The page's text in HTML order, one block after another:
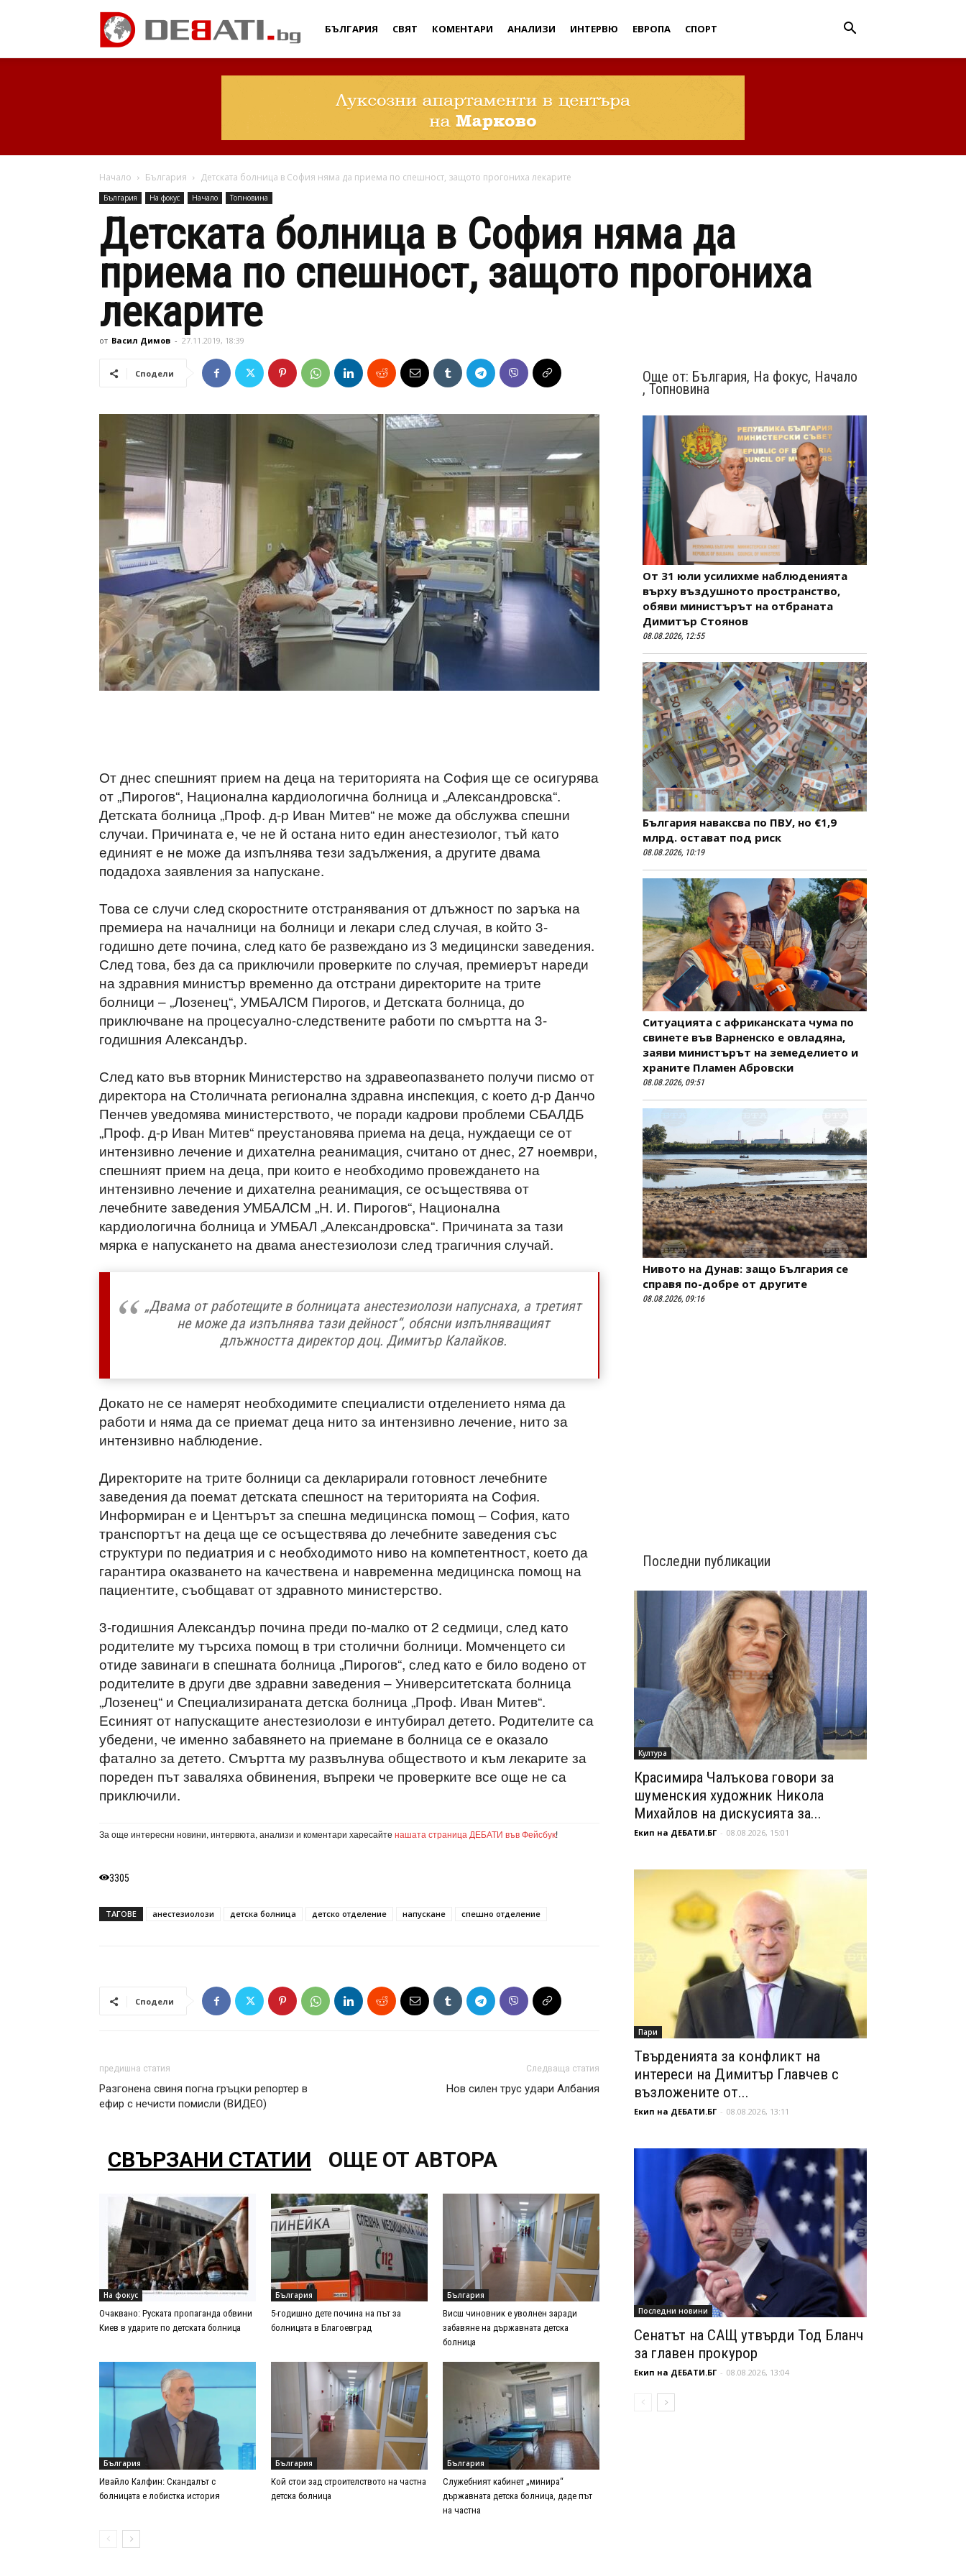
Дебати
БЪЛГАРИЯ СВЯТ КОМЕНТАРИ АНАЛИЗИ ИНТЕРВЮ ЕВРОПА СПОРТ
Начало България Детската болница в София няма да приема по спешност, защото прогониха лекарите
България На фокус Начало Топновина
Детската болница в София няма да
приема по спешност, защото прогониха
лекарите
от Васил Димов - 27.11.2019, 18:39
Сподели
От днес спешният прием на деца на територията на София ще се осигурява
от „Пирогов“, Национална кардиологична болница и „Александровска“.
Детската болница „Проф. д-р Иван Митев“ не може да обслужва спешни
случаи. Причината е, че не й остана нито един анестезиолог, тъй като
единият е не може да изпълнява тези задължения, а другите двама
подадоха заявления за напускане.
Това се случи след скоростните отстранявания от длъжност по заръка на
премиера на началници на болници и лекари след случая, в който 3-
годишно дете почина, след като бе развеждано из 3 медицински заведения.
След това, без да са приключили проверките по случая, премиерът нареди
на здравния министър временно да отстрани директорите на трите
болници – „Лозенец“, УМБАЛСМ Пирогов, и Детската болница, до
приключване на процесуално-следствените работи по смъртта на 3-
годишния Александър.
След като във вторник Министерство на здравеопазването получи писмо от
директора на Столичната регионална здравна инспекция, с което д-р Данчо
Пенчев уведомява министерството, че поради кадрови проблеми СБАЛДБ
„Проф. д-р Иван Митев“ преустановява приема на деца, нуждаещи се от
интензивно лечение и дихателна реанимация, считано от днес, 27 ноември,
спешният прием на деца, при които е необходимо провеждането на
интензивно лечение и дихателна реанимация, се осъществява от
лечебните заведения УМБАЛСМ „Н. И. Пирогов“, Национална
кардиологична болница и УМБАЛ „Александровска“. Причината за тази
мярка е напускането на двама анестезиолози след трагичния случай.
„Двама от работещите в болницата анестезиолози напуснаха, а третият
не може да изпълнява тази дейност“, обясни изпълняващият
длъжността директор доц. Димитър Калайков.
Докато не се намерят необходимите специалисти отделението няма да
работи и няма да се приемат деца нито за интензивно лечение, нито за
интензивно наблюдение.
Директорите на трите болници са декларирали готовност лечебните
заведения да поемат детската спешност на територията на София.
Информиран е и Центърът за спешна медицинска помощ – София, като
транспортът на деца ще се осъществява до лечебните заведения със
структури по педиатрия и с необходимото ниво на компетентност, което да
гарантира оказването на качествена и навременна медицинска помощ на
пациентите, съобщават от здравното министерство.
3-годишния Александър почина преди по-малко от 2 седмици, след като
родителите му търсиха помощ в три столични болници. Момченцето си
отиде завинаги в спешната болница „Пирогов“, след като е било водено от
родителите в други две здравни заведения – Университетската болница
„Лозенец“ и Специализираната детска болница „Проф. Иван Митев“.
Есиният от напускащите анестезиолози е интубирал детето. Родителите са
убедени, че именно забавянето на приемане в болница се е оказало
фатално за детето. Смъртта му развълнува обществото и към лекарите за
пореден път заваляха обвинения, въпреки че проверките все още не са
приключили.
За още интересни новини, интервюта, анализи и коментари харесайте нашата страница ДЕБАТИ във Фейсбук!
3305
ТАГОВЕ анестезиолози детска болница детско отделение напускане спешно отделение
Сподели
предишна статия
Разгонена свиня погна гръцки репортер в
ефир с нечисти помисли (ВИДЕО)
Следваща статия
Нов силен трус удари Албания
СВЪРЗАНИ СТАТИИ ОЩЕ ОТ АВТОРА
На фокус
Очаквано: Руската пропаганда обвини
Киев в ударите по детската болница
България
5-годишно дете почина на път за
болницата в Благоевград
България
Висш чиновник е уволнен заради
забавяне на държавната детска
болница
България
Ивайло Калфин: Скандалът с
болницата е лобистка история
България
Кой стои зад строителството на частна
детска болница
България
Служебният кабинет „минира“
държавната детска болница, даде път
на частна
Още от: България, На фокус, Начало
, Топновина
От 31 юли усилихме наблюденията
върху въздушното пространство,
обяви министърът на отбраната
Димитър Стоянов
08.08.2026, 12:55
България наваксва по ПВУ, но €1,9
млрд. остават под риск
08.08.2026, 10:19
Ситуацията с африканската чума по
свинете във Варненско е овладяна,
заяви министърът на земеделието и
храните Пламен Абровски
08.08.2026, 09:51
Нивото на Дунав: защо България се
справя по-добре от другите
08.08.2026, 09:16
Последни публикации
Култура
Красимира Чалъкова говори за
шуменския художник Никола
Михайлов на дискусията за...
Екип на ДЕБАТИ.БГ - 08.08.2026, 15:01
Пари
Твърденията за конфликт на
интереси на Димитър Главчев с
възложените от...
Екип на ДЕБАТИ.БГ - 08.08.2026, 13:11
Последни новини
Сенатът на САЩ утвърди Тод Бланч
за главен прокурор
Екип на ДЕБАТИ.БГ - 08.08.2026, 13:04